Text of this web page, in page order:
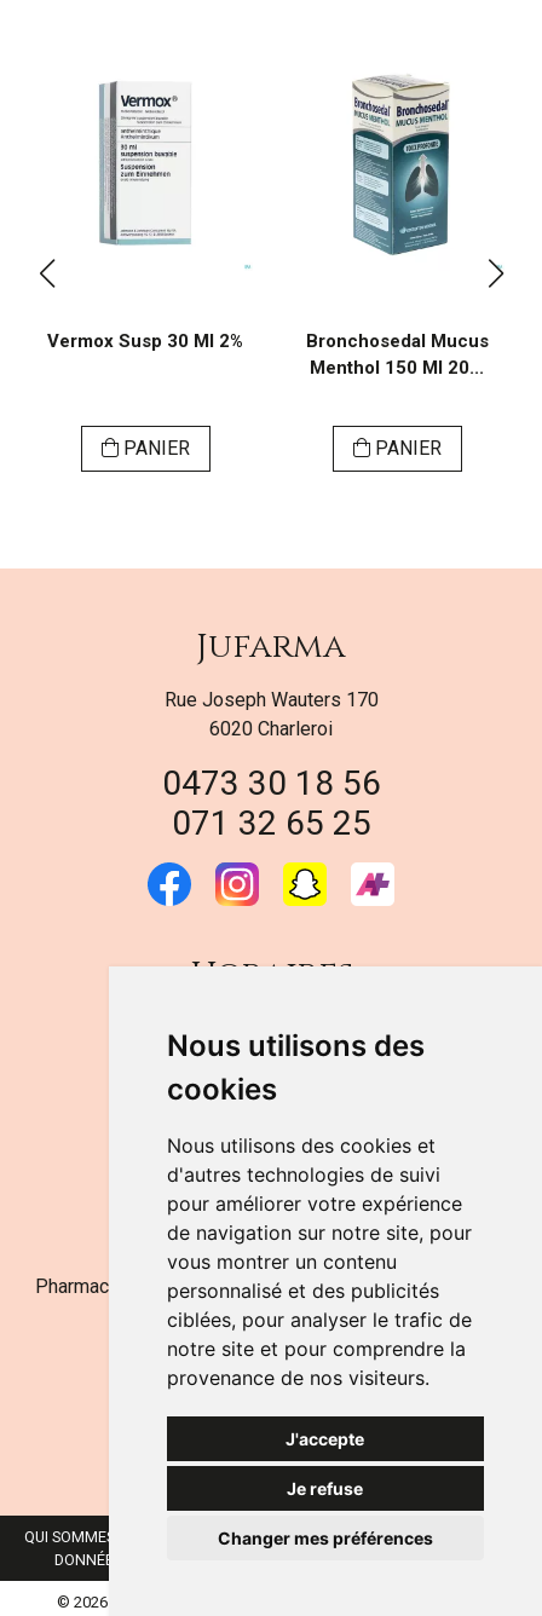
Nous utilisons des
cookies
Nous utilisons des cookies et
d'autres technologies de suivi
pour améliorer votre expérience
de navigation sur notre site, pour
vous montrer un contenu
personnalisé et des publicités
ciblées, pour analyser le trafic de
notre site et pour comprendre la
provenance de nos visiteurs.
J'accepte
Je refuse
Changer mes préférences
Vermox Susp 30 Ml 2%
PANIER
Bronchosedal Mucus
Menthol 150 Ml 20...
PANIER
Jufarma
Rue Joseph Wauters 170
6020 Charleroi
0473 30 18 56
071 32 65 25
Horaires
DU LUNDI AU VENDREDI
de 9h à 12h30 et de 14h à 18h
LE SAMEDI
de 9h à 12h30
NOUS CONTACTER
Pharmacie Jufarma - Fatima Abachra - APB 521704 - N°
Entreprise BE0882-700-592
QUI SOMMES-NOUS ? NOS MARQUES MENTIONS LÉGALES
DONNÉES PERSONNELLES
© 2026 JUFARMA